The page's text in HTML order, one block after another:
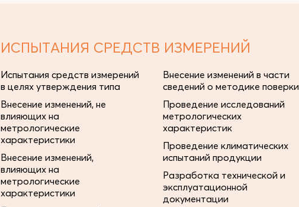
ИСПЫТАНИЯ СРЕДСТВ ИЗМЕРЕНИЙ
Испытания средств измерений
в целях утверждения типа
Внесение изменений, не
влияющих на
метрологические
характеристики
Внесение изменений,
влияющих на
метрологические
характеристики
Внесение изменений в части
сведений о методике поверки
Проведение исследований
метрологических
характеристик
Проведение климатических
испытаний продукции
Разработка технической и
эксплуатационной
документации